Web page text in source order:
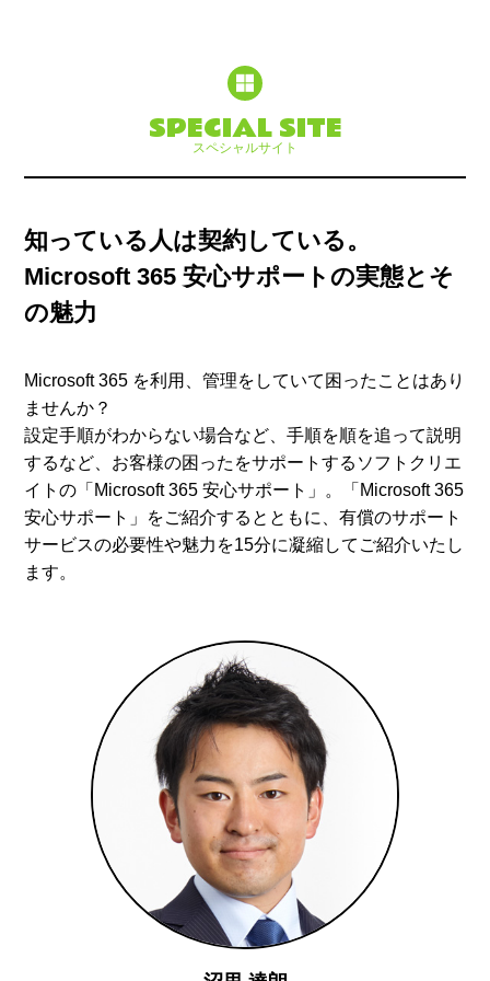
SPECIAL SITE
スペシャルサイト
知っている人は契約している。
Microsoft 365 安心サポートの実態とそ
の魅力
Microsoft 365 を利用、管理をしていて困ったことはあり
ませんか？
設定手順がわからない場合など、手順を順を追って説明
するなど、お客様の困ったをサポートするソフトクリエ
イトの「Microsoft 365 安心サポート」。「Microsoft 365
安心サポート」をご紹介するとともに、有償のサポート
サービスの必要性や魅力を15分に凝縮してご紹介いたし
ます。